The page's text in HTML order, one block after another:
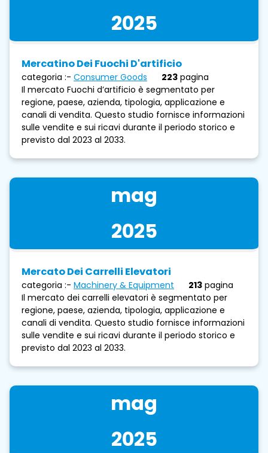
2025
Mercatino Dei Fuochi D'artificio
categoria :- Consumer Goods 223 pagina
Il mercato Fuochi d’artificio è segmentato per
regione, paese, azienda, tipologia, applicazione e
canali di vendita. Questo studio fornisce informazioni
sulle vendite e sui ricavi durante il periodo storico e
previsto dal 2023 al 2033.
mag
2025
Mercato Dei Carrelli Elevatori
categoria :- Machinery & Equipment 213 pagina
Il mercato dei carrelli elevatori è segmentato per
regione, paese, azienda, tipologia, applicazione e
canali di vendita. Questo studio fornisce informazioni
sulle vendite e sui ricavi durante il periodo storico e
previsto dal 2023 al 2033.
mag
2025